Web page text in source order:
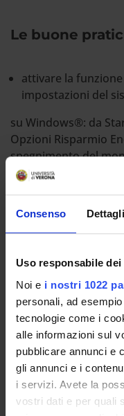
Consenso Dettagli
Uso responsabile dei
Noi e i nostri 1022
personali, ad
tecnologie come i
alle informazioni sul
pubblicare annunci e
gli annunci e i
i servizi. Avete la
vostri dati e per quali
Le buone
attivare la
impostazioni del
su Windows®: da
Opzioni Risparmio
spegnimento del
dischi rigidi o della
monitor cliccando
eliminare qualsiasi
l’operazione
monitor e
spegnere il pc se
periodo di tempo.
staccare la spina